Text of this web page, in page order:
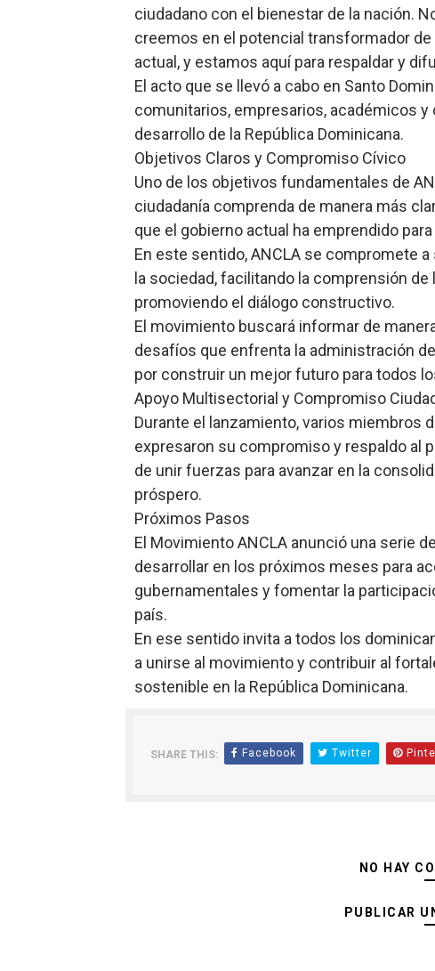
Josefa Castillo: Liderazgo y
Lee Ballester a los que se
Operativo Interinstitucional
ciudadano con el bienestar de la nación.
creemos en el potencial transformador
actual, y estamos aquí para respaldar y
El acto que se llevó a cabo en Santo
comunitarios, empresarios, académicos
desarrollo de la República Dominicana.
Objetivos Claros y Compromiso Cívico
Uno de los objetivos fundamentales de
ciudadanía comprenda de manera más
que el gobierno actual ha emprendido
En este sentido, ANCLA se compromete
la sociedad, facilitando la comprensión
promoviendo el diálogo constructivo.
El movimiento buscará informar de
desafíos que enfrenta la administración
por construir un mejor futuro para todos
Apoyo Multisectorial y Compromiso
Durante el lanzamiento, varios miembros
expresaron su compromiso y respaldo al
de unir fuerzas para avanzar en la
próspero.
Próximos Pasos
El Movimiento ANCLA anunció una serie
desarrollar en los próximos meses para
gubernamentales y fomentar la
país.
En ese sentido invita a todos los
a unirse al movimiento y contribuir al
sostenible en la República Dominicana.
SHARE THIS: Facebook Twitter
NO HAY
PUBLICAR